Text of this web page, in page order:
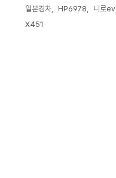
일본경차
HP6978 니로ev
X451